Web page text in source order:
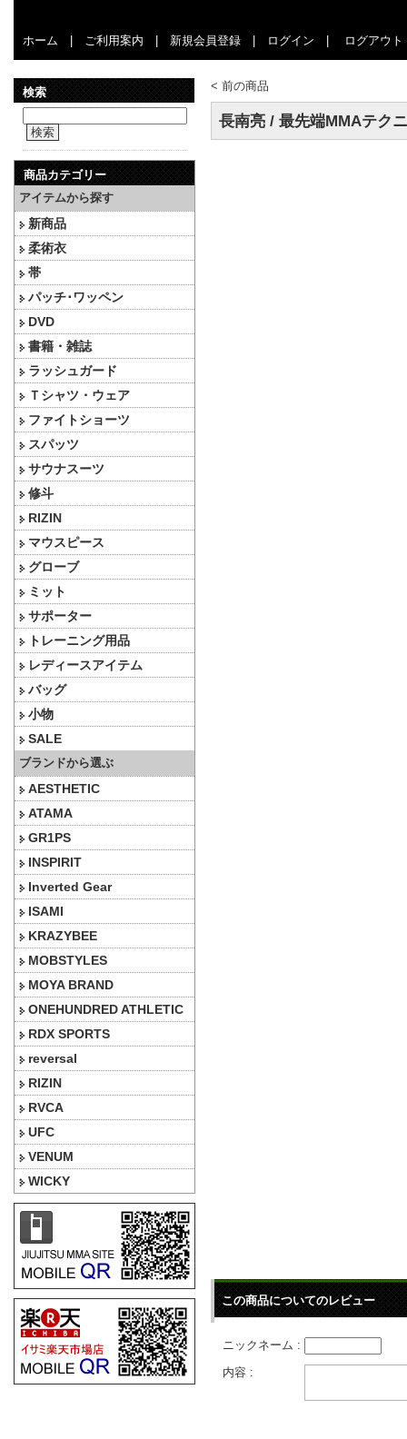
ホーム ご利用案内 新規会員登録 ログイン ログアウト
検索
検索
商品カテゴリー
アイテムから探す
新商品
柔術衣
帯
パッチ･ワッペン
DVD
書籍・雑誌
ラッシュガード
Ｔシャツ・ウェア
ファイトショーツ
スパッツ
サウナスーツ
修斗
RIZIN
マウスピース
グローブ
ミット
サポーター
トレーニング用品
レディースアイテム
バッグ
小物
SALE
ブランドから選ぶ
AESTHETIC
ATAMA
GR1PS
INSPIRIT
Inverted Gear
ISAMI
KRAZYBEE
MOBSTYLES
MOYA BRAND
ONEHUNDRED ATHLETIC
RDX SPORTS
reversal
RIZIN
RVCA
UFC
VENUM
WICKY
< 前の商品
長南亮 / 最先端MMAテク
この商品についてのレビュー
ニックネーム :
内容 :